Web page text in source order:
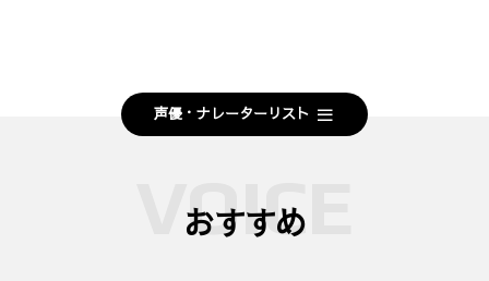
声優・ナレーターリスト
おすすめ